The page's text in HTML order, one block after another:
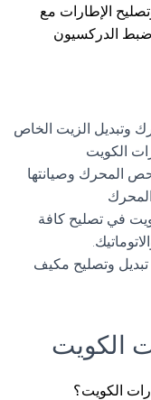
الإطارات مع
ضبط الدركسيون
وتبديل الزيت الخاص
الكويت
المحرك وصيانتها
في تصليح كافة
وتصليح مكيف
الكويت
الكويت؟